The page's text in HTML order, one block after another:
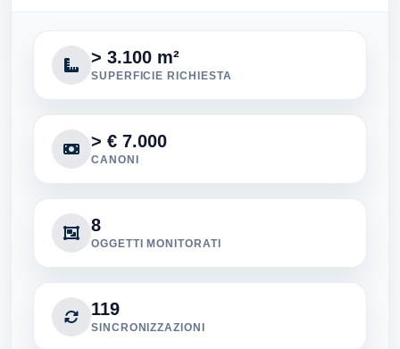
> 3.100 m²
SUPERFICIE RICHIESTA
> € 7.000
CANONI
8
OGGETTI MONITORATI
119
SINCRONIZZAZIONI